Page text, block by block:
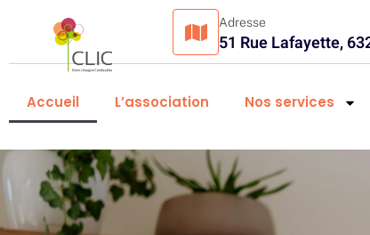
Adresse
51 Rue Lafayette,
Accueil L’association Nos services